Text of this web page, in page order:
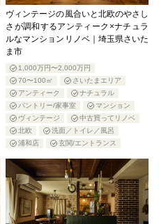
ヴィンテージの風合いと北欧のやさし
さが調和するアンティーク×ナチュラ
ルなマンションリノベ｜埼玉県さいた
ま市
1,000万円〜2,000万円
70〜100㎡
さいたまエリア
アンティーク
ナチュラル
パントリー/家事室
マンション
ヴィンテージ
中古買ってリノベ
北欧
洗面／トイレ／風呂
浦和店
玄関/エントランス